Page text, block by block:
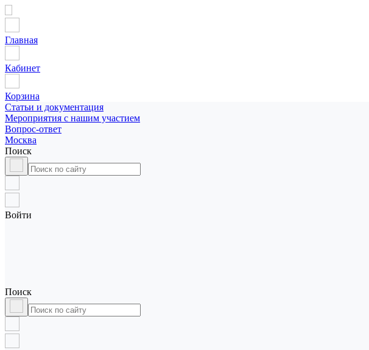
Главная
Кабинет
Корзина
Статьи и документация
Мероприятия с нашим участием
Вопрос-ответ
Москва
Поиск
Войти
Поиск